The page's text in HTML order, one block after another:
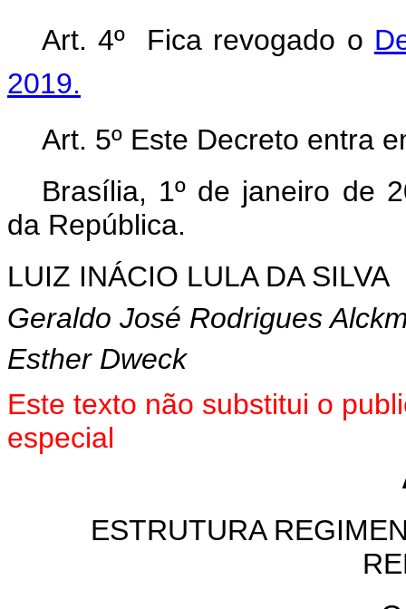
Art. 4º Fica revogado o
2019.
Art. 5º Este Decreto entra
Brasília, 1º de janeiro de
da República.
LUIZ INÁCIO LULA DA SILVA
Geraldo José Rodrigues
Esther Dweck
Este texto não substitui o
especial
ESTRUTURA